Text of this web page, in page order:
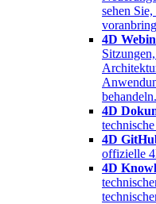
sehen
4D
behandeln.
4D
4D
offizielle
4D